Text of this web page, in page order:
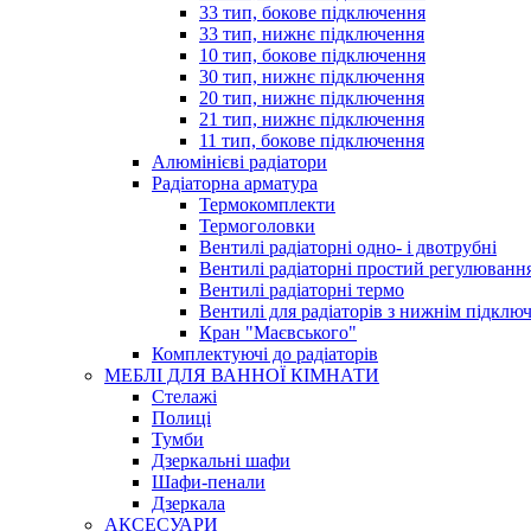
33 тип, бокове підключення
33 тип, нижнє підключення
10 тип, бокове підключення
30 тип, нижнє підключення
20 тип, нижнє підключення
21 тип, нижнє підключення
11 тип, бокове підключення
Алюмінієві радіатори
Радіаторна арматура
Термокомплекти
Термоголовки
Вентилі радіаторні одно- і двотрубні
Вентилі радіаторні простий
Вентилі радіаторні термо
Вентилі для радіаторів з нижнім
Кран "Маєвського"
Комплектуючі до радіаторів
МЕБЛІ ДЛЯ ВАННОЇ КІМНАТИ
Стелажі
Полиці
Тумби
Дзеркальні шафи
Шафи-пенали
Дзеркала
АКСЕСУАРИ